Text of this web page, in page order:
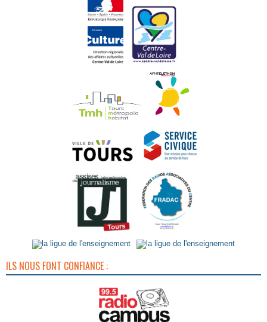
ILS NOUS FONT CONFIANCE :